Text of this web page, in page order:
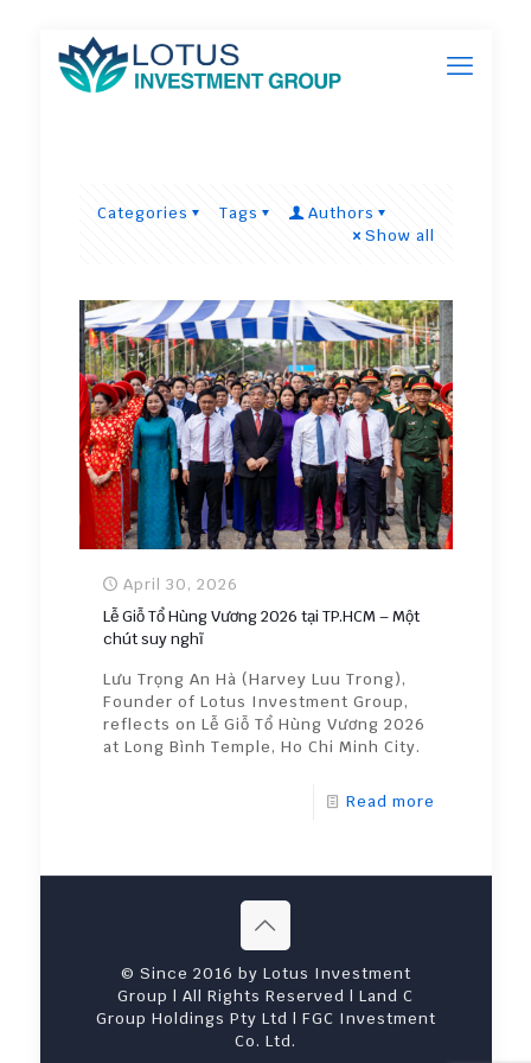
Categories Tags
Authors
Show all
April 30, 2026
Lễ Giỗ Tổ Hùng Vương 2026 tại TP.HCM – Một
chút suy nghĩ
Lưu Trọng An Hà (Harvey Luu Trong),
Founder of Lotus Investment Group,
reflects on Lễ Giỗ Tổ Hùng Vương 2026
at Long Bình Temple, Ho Chi Minh City.
Read more
© Since 2016 by Lotus Investment
Group | All Rights Reserved | Land C
Group Holdings Pty Ltd | FGC Investment
Co. Ltd.